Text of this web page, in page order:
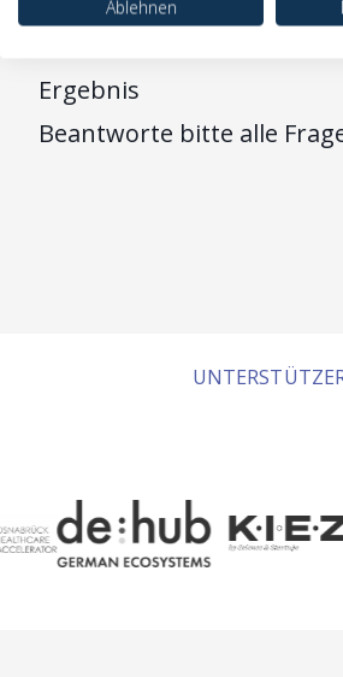
Ergebnis
Beantworte bitte alle
Ablehnen